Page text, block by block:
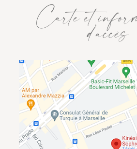
Carte etd’accès